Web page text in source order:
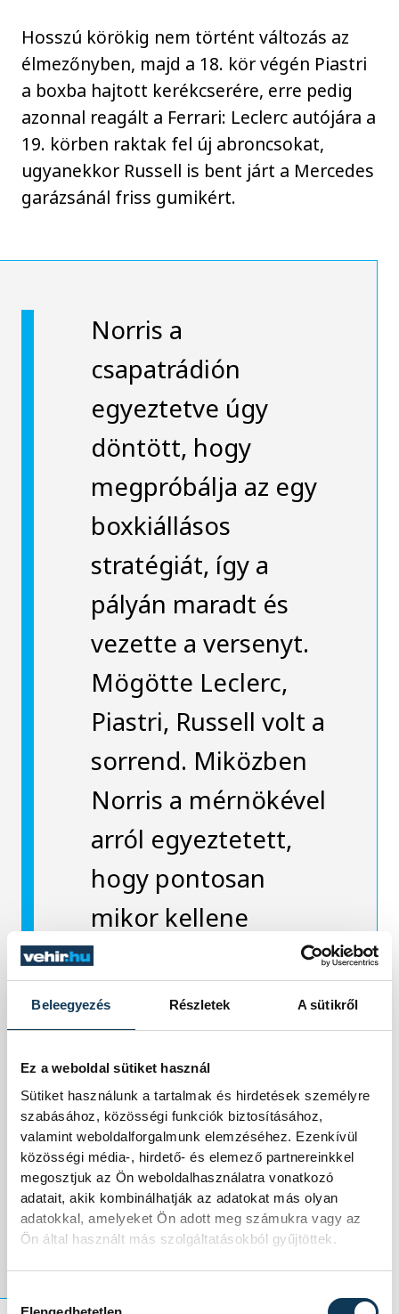
Beleegyezés Részletek A sütikről
Ez a weboldal sütiket használ
Sütiket használunk a tartalmak és hirdetések személyre
szabásához, közösségi funkciók biztosításához,
valamint weboldalforgalmunk elemzéséhez. Ezenkívül
közösségi média-, hirdető- és elemező partnereinkkel
megosztjuk az Ön weboldalhasználatra vonatkozó
adatait, akik kombinálhatják az adatokat más olyan
adatokkal, amelyeket Ön adott meg számukra vagy az
Ön által használt más szolgáltatásokból gyűjtöttek.
Hosszú körökig nem történt változás az
élmezőnyben, majd a 18. kör végén Piastri
a boxba hajtott kerékcserére, erre pedig
azonnal reagált a Ferrari: Leclerc autójára a
19. körben raktak fel új abroncsokat,
ugyanekkor Russell is bent járt a Mercedes
garázsánál friss gumikért.
Norris a
csapatrádión
egyeztetve úgy
döntött, hogy
megpróbálja az egy
boxkiállásos
stratégiát, így a
pályán maradt és
vezette a versenyt.
Mögötte Leclerc,
Piastri, Russell volt a
sorrend. Miközben
Norris a mérnökével
arról egyeztetett,
hogy pontosan
mikor kellene
kihajtania a boxba a
kerékcserére,
Leclerc azt jelezte a
Ferrarinak, hogy
elveszítik a
versenyt, ha ebben
a mederben
folytatódik minden.